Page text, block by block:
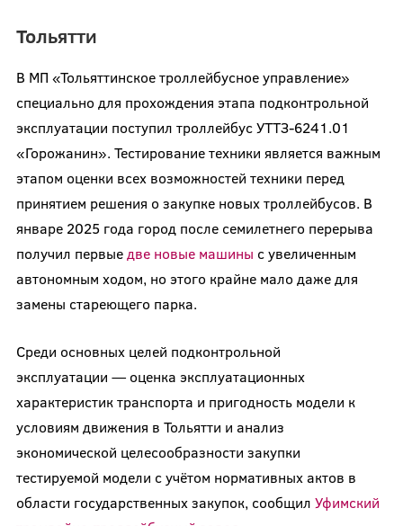
Тольятти
В МП «Тольяттинское троллейбусное управление»
специально для прохождения этапа подконтрольной
эксплуатации поступил троллейбус УТТЗ-6241.01
«Горожанин». Тестирование техники является важным
этапом оценки всех возможностей техники перед
принятием решения о закупке новых троллейбусов. В
январе 2025 года город после семилетнего перерыва
получил первые две новые машины с увеличенным
автономным ходом, но этого крайне мало даже для
замены стареющего парка.
Среди основных целей подконтрольной
эксплуатации — оценка эксплуатационных
характеристик транспорта и пригодность модели к
условиям движения в Тольятти и анализ
экономической целесообразности закупки
тестируемой модели с учётом нормативных актов в
области государственных закупок, сообщил Уфимский